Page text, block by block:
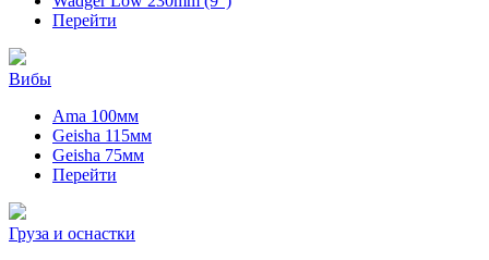
Перейти
Вибы
Ama 100мм
Geisha 115мм
Geisha 75мм
Перейти
Груза и оснастки